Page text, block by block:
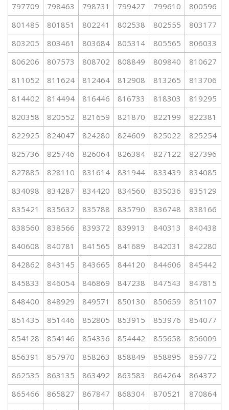
797709
798463 798731 799427 799610
800596
801485
801851 802241 802538 802555
803177
803205
803461 803684 805314 805565
806033
806206
807573 808702 808849 809840
810627
811052
811624 812464 812908 813265
813706
814402
814494 816446 816733 818303
819295
820358
820552 821659 821870 822199
822381
822925
824047 824280 824609 825022
825254
825736
825746 826064 826384 827122
827396
827885
828110 831614 831944 833439
834085
834098
834287 834420 834560 835036
835129
835421
835632 835788 835790 836748
838166
838560
838566 839372 839913 840313
840438
840608
840781 841565 841689 842031
842280
842862
843145 843665 844120 844606
845442
845833
846054 846869 847238 847543
847815
848400
848929 849571 850130 850659
851107
851435
851446 852805 853915 853976
854077
854128
854146 854336 854442 855658
856009
856391
857970 858263 858849 858895
859772
862535
863135 863492 863583 864264
864372
865466
865827 867847 868304 870521
870864